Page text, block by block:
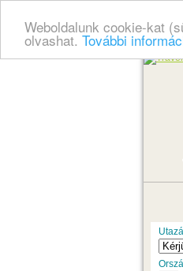
Weboldalunk cookie-kat
olvashat. További